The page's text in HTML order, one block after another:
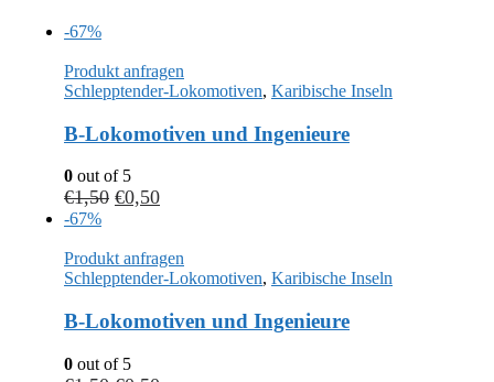
-67%
Produkt anfragen
Schlepptender-Lokomotiven, Karibische Inseln
B-Lokomotiven und Ingenieure
0 out of 5
€1,50 €0,50
-67%
Produkt anfragen
Schlepptender-Lokomotiven, Karibische Inseln
B-Lokomotiven und Ingenieure
0 out of 5